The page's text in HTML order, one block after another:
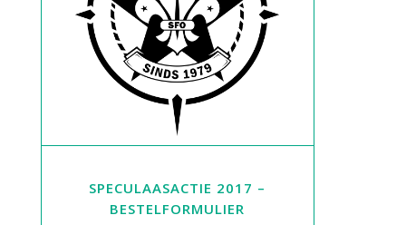
SPECULAASACTIE 2017 –
BESTELFORMULIER